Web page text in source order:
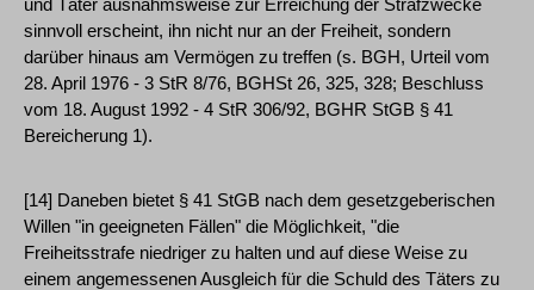
und Täter ausnahmsweise zur Erreichung der Strafzwecke
sinnvoll erscheint, ihn nicht nur an der Freiheit, sondern
darüber hinaus am Vermögen zu treffen (s. BGH, Urteil vom
28. April 1976 - 3 StR 8/76, BGHSt 26, 325, 328; Beschluss
vom 18. August 1992 - 4 StR 306/92, BGHR StGB § 41
Bereicherung 1).
[14] Daneben bietet § 41 StGB nach dem gesetzgeberischen
Willen "in geeigneten Fällen" die Möglichkeit, "die
Freiheitsstrafe niedriger zu halten und auf diese Weise zu
einem angemessenen Ausgleich für die Schuld des Täters zu